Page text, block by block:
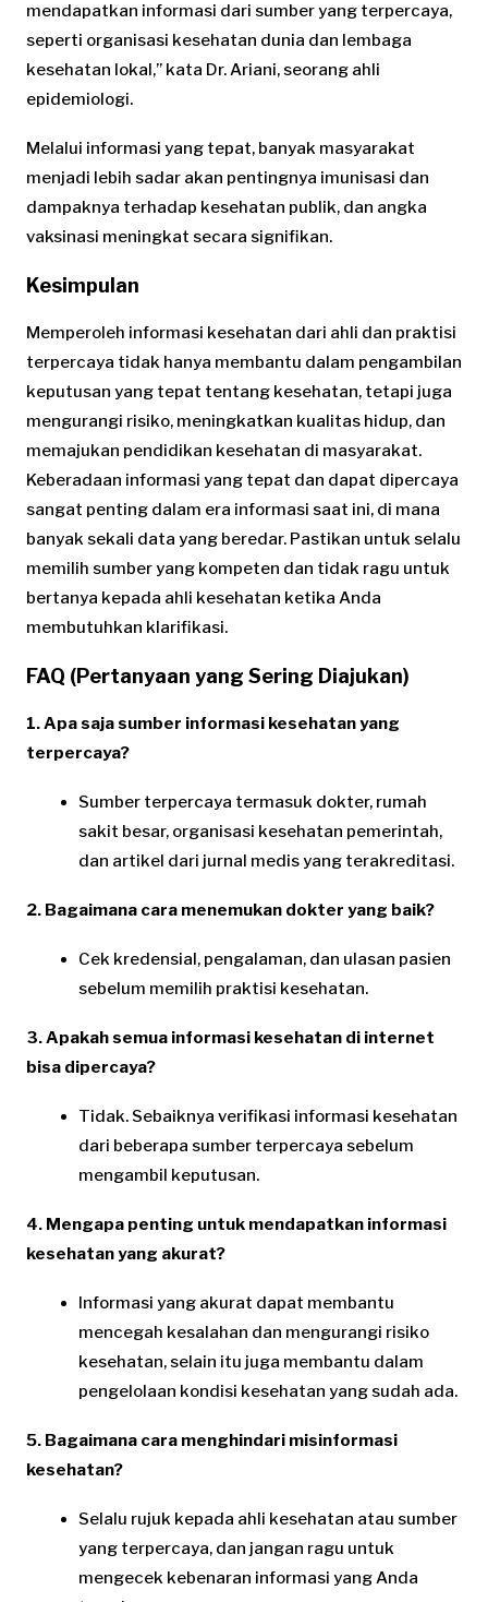
mendapatkan informasi dari sumber yang terpercaya,
seperti organisasi kesehatan dunia dan lembaga
kesehatan lokal,” kata Dr. Ariani, seorang ahli
epidemiologi.
Melalui informasi yang tepat, banyak masyarakat
menjadi lebih sadar akan pentingnya imunisasi dan
dampaknya terhadap kesehatan publik, dan angka
vaksinasi meningkat secara signifikan.
Kesimpulan
Memperoleh informasi kesehatan dari ahli dan praktisi
terpercaya tidak hanya membantu dalam pengambilan
keputusan yang tepat tentang kesehatan, tetapi juga
mengurangi risiko, meningkatkan kualitas hidup, dan
memajukan pendidikan kesehatan di masyarakat.
Keberadaan informasi yang tepat dan dapat dipercaya
sangat penting dalam era informasi saat ini, di mana
banyak sekali data yang beredar. Pastikan untuk selalu
memilih sumber yang kompeten dan tidak ragu untuk
bertanya kepada ahli kesehatan ketika Anda
membutuhkan klarifikasi.
FAQ (Pertanyaan yang Sering Diajukan)
1. Apa saja sumber informasi kesehatan yang
terpercaya?
Sumber terpercaya termasuk dokter, rumah
sakit besar, organisasi kesehatan pemerintah,
dan artikel dari jurnal medis yang terakreditasi.
2. Bagaimana cara menemukan dokter yang baik?
Cek kredensial, pengalaman, dan ulasan pasien
sebelum memilih praktisi kesehatan.
3. Apakah semua informasi kesehatan di internet
bisa dipercaya?
Tidak. Sebaiknya verifikasi informasi kesehatan
dari beberapa sumber terpercaya sebelum
mengambil keputusan.
4. Mengapa penting untuk mendapatkan informasi
kesehatan yang akurat?
Informasi yang akurat dapat membantu
mencegah kesalahan dan mengurangi risiko
kesehatan, selain itu juga membantu dalam
pengelolaan kondisi kesehatan yang sudah ada.
5. Bagaimana cara menghindari misinformasi
kesehatan?
Selalu rujuk kepada ahli kesehatan atau sumber
yang terpercaya, dan jangan ragu untuk
mengecek kebenaran informasi yang Anda